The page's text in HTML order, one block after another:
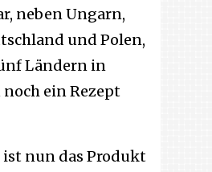
neben Ungarn,
und Polen,
Ländern in
ein Rezept
nun das Produkt